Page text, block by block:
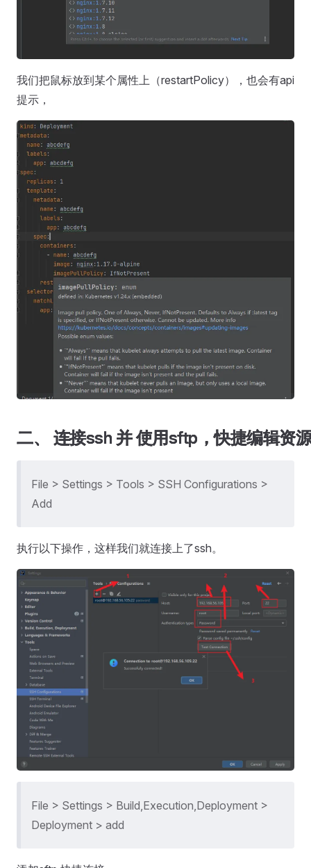
我们把鼠标放到某个属性上（restartPolicy），也会有api
提示，
二、 连接ssh 并 使用sftp，快捷编辑资
File > Settings > Tools > SSH Configurations >
Add
执行以下操作，这样我们就连接上了ssh。
File > Settings > Build,Execution,Deployment >
Deployment > add